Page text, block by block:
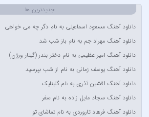
آبان
آبتین دابا
آبتین روحبخش داوران
آبتین یارا
آتوین
آدرین
آدوین
آدین
جدیدترین ها
دانلود آهنگ مسعود اسماعیلی به نام دگر چه می خواهی
دانلود آهنگ مهراد جم به نام باز شب شد
دانلود آهنگ امیر عظیمی به نام دختر بندر (گیتار ورژن)
دانلود آهنگ یوسف زمانی به نام از شب بپرسید
دانلود آهنگ افشین آذری به نام گلینلیک
دانلود آهنگ سجاد مایل زاده به نام سفر
دانلود آهنگ فرهاد تاروردی به نام تماشای تو